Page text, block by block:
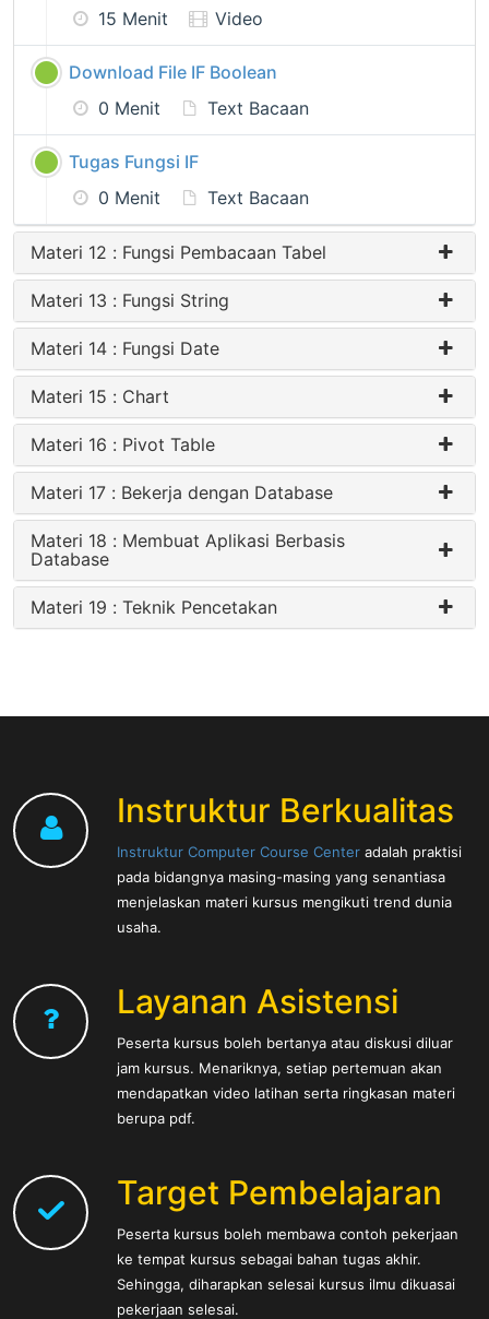
15 Menit
Video
Download File IF Boolean
0 Menit
Text Bacaan
Tugas Fungsi IF
0 Menit
Text Bacaan
Materi 12 : Fungsi Pembacaan Tabel
Materi 13 : Fungsi String
Materi 14 : Fungsi Date
Materi 15 : Chart
Materi 16 : Pivot Table
Materi 17 : Bekerja dengan Database
Materi 18 : Membuat Aplikasi Berbasis
Database
Materi 19 : Teknik Pencetakan
Instruktur Berkualitas
Instruktur Computer Course Center adalah praktisi
pada bidangnya masing-masing yang senantiasa
menjelaskan materi kursus mengikuti trend dunia
usaha.
Layanan Asistensi
Peserta kursus boleh bertanya atau diskusi diluar
jam kursus. Menariknya, setiap pertemuan akan
mendapatkan video latihan serta ringkasan materi
berupa pdf.
Target Pembelajaran
Peserta kursus boleh membawa contoh pekerjaan
ke tempat kursus sebagai bahan tugas akhir.
Sehingga, diharapkan selesai kursus ilmu dikuasai
pekerjaan selesai.